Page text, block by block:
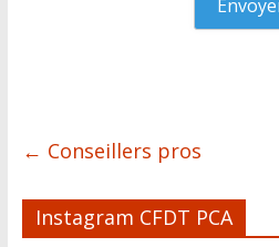
← Conseillers pros
Instagram CFDT PCA